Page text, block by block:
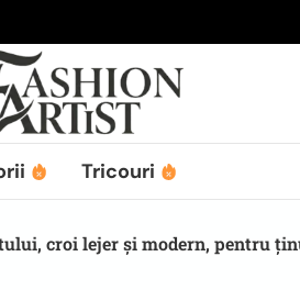
Tricouri
croi lejer și modern, pentru